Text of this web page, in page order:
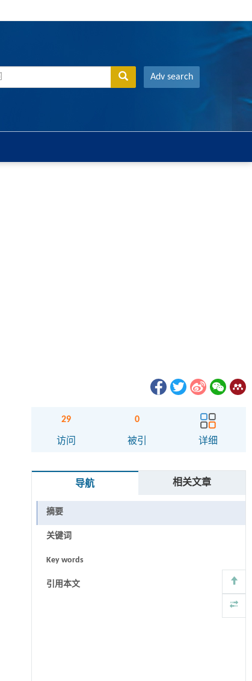
Adv search
29
访问
0
被引 详细
导航 相关文章
摘要
关键词
Key words
引用本文